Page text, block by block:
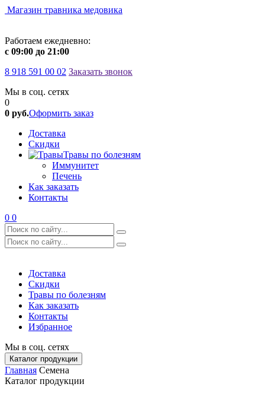
Магазин травника медовика
Работаем ежедневно:
c 09:00 до 21:00
8 918 591 00 02 Заказать звонок
Мы в соц. сетях
0
0 руб.Оформить заказ
Доставка
Скидки
Травы по болезням
Иммунитет
Печень
Как заказать
Контакты
0 0
Доставка
Скидки
Травы по болезням
Как заказать
Контакты
Избранное
Мы в соц. сетях
Каталог продукции
Главная Семена
Каталог продукции